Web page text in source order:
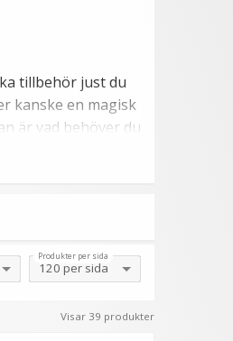
tillbehör just du
kanske en magisk
är vad behöver du
är något alla
att det blir mer
Produkter per sida
Visar 39 produkter